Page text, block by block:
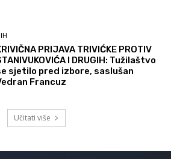
PRIJAVA TRIVIĆKE PROTIV
I DRUGIH: Tužilaštvo
sjetilo pred izbore, saslušan
Francuz
Učitati više